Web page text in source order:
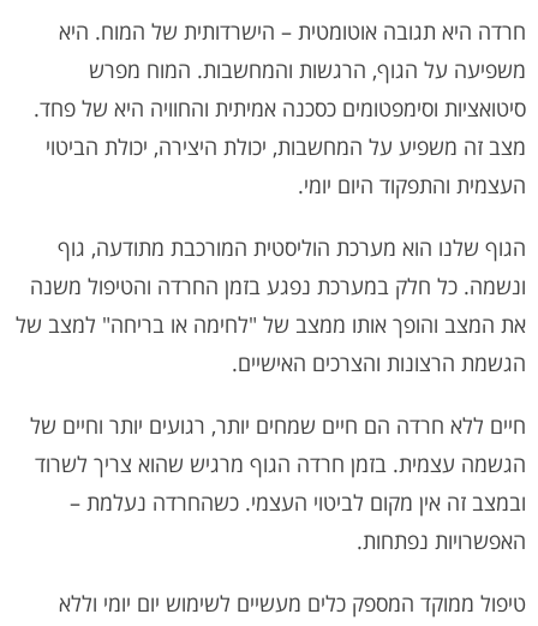
חרדה היא תגובה אוטומטית – הישרדותית של המוח. היא
משפיעה על הגוף, הרגשות והמחשבות. המוח מפרש
סיטואציות וסימפטומים כסכנה אמיתית והחוויה היא של פחד.
מצב זה משפיע על המחשבות, יכולת היצירה, יכולת הביטוי
העצמית והתפקוד היום יומי.
הגוף שלנו הוא מערכת הוליסטית המורכבת מתודעה, גוף
ונשמה. כל חלק במערכת נפגע בזמן החרדה והטיפול משנה
את המצב והופך אותו ממצב של "לחימה או בריחה" למצב של
הגשמת הרצונות והצרכים האישיים.
חיים ללא חרדה הם חיים שמחים יותר, רגועים יותר וחיים של
הגשמה עצמית. בזמן חרדה הגוף מרגיש שהוא צריך לשרוד
ובמצב זה אין מקום לביטוי העצמי. כשהחרדה נעלמת –
האפשרויות נפתחות.
טיפול ממוקד המספק כלים מעשיים לשימוש יום יומי וללא